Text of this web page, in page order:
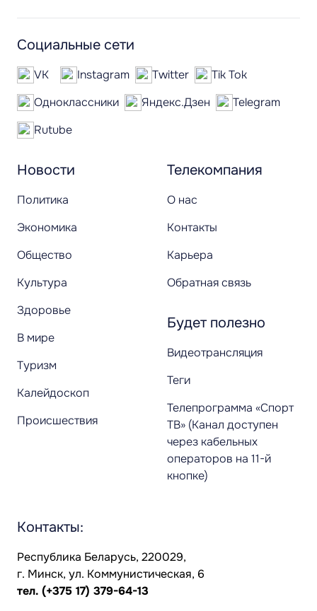
Новости
Политика
Экономика
Общество
Культура
Здоровье
В мире
Туризм
Калейдоскоп
Происшествия
Телекомпания
О нас
Контакты
Карьера
Обратная связь
Будет полезно
Видеотрансляция
Теги
Телепрограмма «Спорт
ТВ» (Канал доступен
через кабельных
операторов на 11-й
кнопке)
Социальные сети
VK Instagram Twitter
Tik Tok
Одноклассники
Яндекс.Дзен
Telegram
Rutube
Контакты:
Республика Беларусь, 220029,
г. Минск, ул. Коммунистическая, 6
тел. (+375 17) 379-64-13